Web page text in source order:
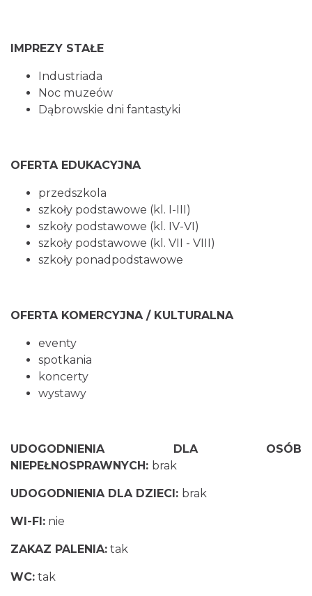
IMPREZY STAŁE
Industriada
Noc muzeów
Dąbrowskie dni fantastyki
OFERTA EDUKACYJNA
przedszkola
szkoły podstawowe (kl. I-III)
szkoły podstawowe (kl. IV-VI)
szkoły podstawowe (kl. VII - VIII)
szkoły ponadpodstawowe
OFERTA KOMERCYJNA / KULTURALNA
eventy
spotkania
koncerty
wystawy
UDOGODNIENIA DLA OSÓB
NIEPEŁNOSPRAWNYCH: brak
UDOGODNIENIA DLA DZIECI: brak
WI-FI: nie
ZAKAZ PALENIA: tak
WC: tak